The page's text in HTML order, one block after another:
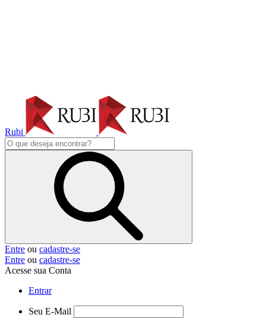
Rubi
Entre ou cadastre-se
Entre ou cadastre-se
Acesse sua Conta
Entrar
Seu E-Mail